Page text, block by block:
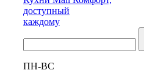
доступный
каждому
ПН-ВС